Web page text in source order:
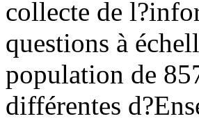
collecte de
questions à
population de
différentes